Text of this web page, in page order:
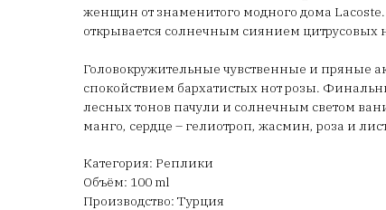
женщин от знаменитого модного дома
открывается солнечным сиянием цитрусовых
Головокружительные чувственные и пряные
спокойствием бархатистых нот розы.
лесных тонов пачули и солнечным светом
манго, сердце – гелиотроп, жасмин, роза и
Категория: Реплики
Объём: 100 ml
Производство: Турция